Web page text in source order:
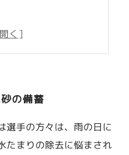
の備蓄
選手の方々は、雨の日に
たまりの除去に悩まされ